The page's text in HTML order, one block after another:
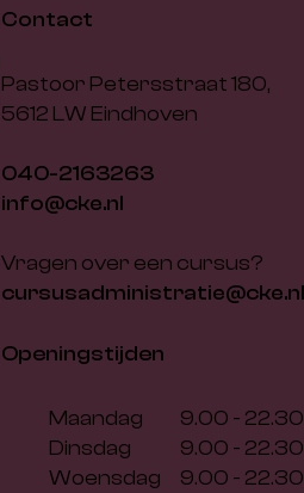
Contact
Pastoor Petersstraat 180,
5612 LW Eindhoven
040-2163263
info@cke.nl
Vragen over een cursus?
cursusadministratie@cke.nl
Openingstijden
Maandag
9.00 - 22.30
Dinsdag
9.00 - 22.30
Woensdag
9.00 - 22.30